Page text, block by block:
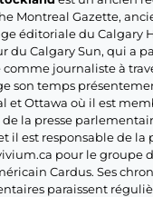
Montreal Gazette,
éditoriale du Calgary
du Calgary Sun, qui a
journaliste à
son temps
et Ottawa où il est
la presse
il est responsable de la
pour le groupe
Cardus. Ses
paraissent